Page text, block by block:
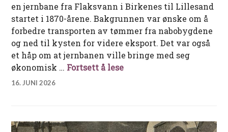
en jernbane fra Flaksvann i Birkenes til Lillesand
startet i 1870-årene. Bakgrunnen var ønske om å
forbedre transporten av tømmer fra nabobygdene
og ned til kysten for videre eksport. Det var også
et håp om at jernbanen ville bringe med seg
økonomisk … Fortsett å leseLillesand –
16. JUNI 2026